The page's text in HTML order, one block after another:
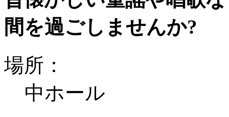
間を過ごしませんか?
場所：
中ホール